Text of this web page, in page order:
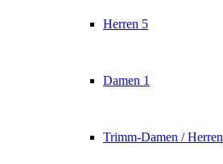
Herren 5
Damen 1
Trimm-Damen / Herren